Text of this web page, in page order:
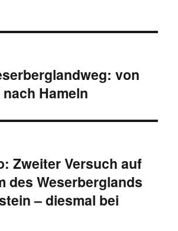
von
Hameln
Zweiter Versuch auf
des Weserberglands
– diesmal bei